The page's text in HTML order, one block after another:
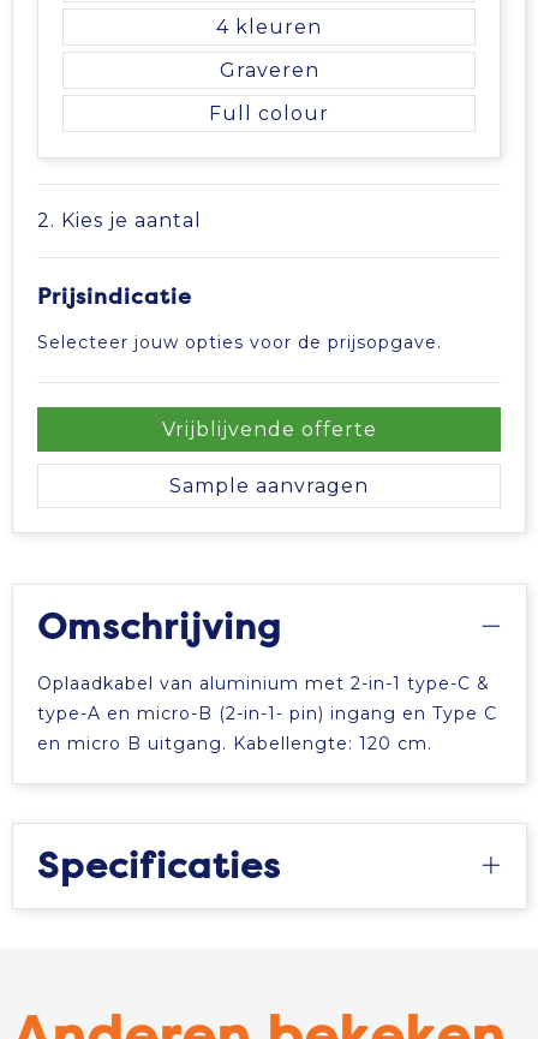
Tablettassen
Toilettassen
Waterbestendige tassen
Aktetassen
Trolleys
4
Graveren
Full colour
2. Kies je aantal
Prijsindicatie
Selecteer jouw opties voor de prijsopgave.
Vrijblijvende offerte
Sample aanvragen
Omschrijving
Oplaadkabel van aluminium met 2-in-1 type-C &
type-A en micro-B (2-in-1- pin) ingang en Type C
en micro B uitgang. Kabellengte: 120 cm.
Specificaties